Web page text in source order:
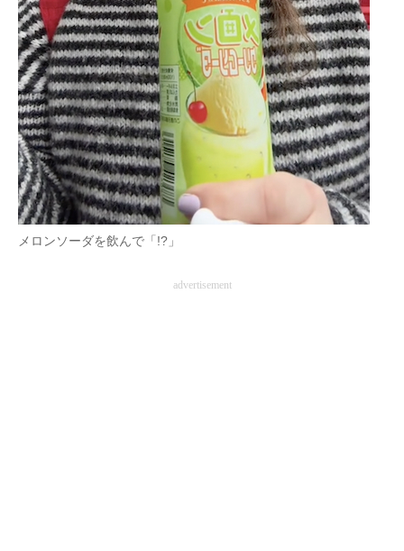
メロンソーダを飲んで「!?」
advertisement